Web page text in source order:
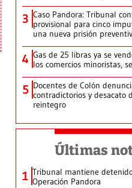
3 Caso Pandora: Tribunal
provisional para cinco
una nueva prisión
4 Gas de 25 libras ya se
los comercios minoristas,
5 Docentes de Colón
contradictorios y desacato
reintegro
Últimas
1 Tribunal mantiene
Operación Pandora